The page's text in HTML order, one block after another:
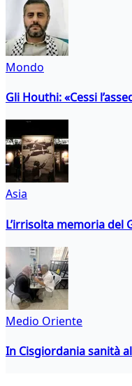
Mondo
Gli Houthi: «Cessi
Asia
L’irrisolta memoria del
Medio Oriente
In Cisgiordania sanità